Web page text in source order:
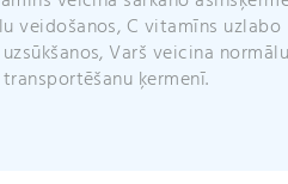
ķermenī.